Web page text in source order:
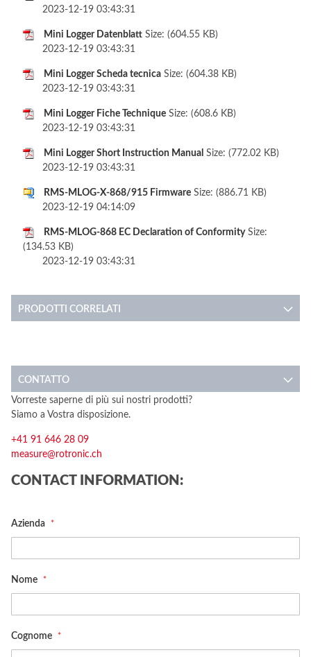
2023-12-19 03:43:31
Mini Logger Datenblatt Size: (604.55 KB)
2023-12-19 03:43:31
Mini Logger Scheda tecnica Size: (604.38 KB)
2023-12-19 03:43:31
Mini Logger Fiche Technique Size: (608.6 KB)
2023-12-19 03:43:31
Mini Logger Short Instruction Manual Size: (772.02 KB)
2023-12-19 03:43:31
RMS-MLOG-X-868/915 Firmware Size: (886.71 KB)
2023-12-19 04:14:09
RMS-MLOG-868 EC Declaration of ConformitySize:
(134.53 KB)
2023-12-19 03:43:31
PRODOTTI CORRELATI
CONTATTO
Vorreste saperne di più sui nostri prodotti?
Siamo a Vostra disposizione.
+41 91 646 28 09
measure@rotronic.ch
CONTACT INFORMATION:
Azienda
Nome
Cognome